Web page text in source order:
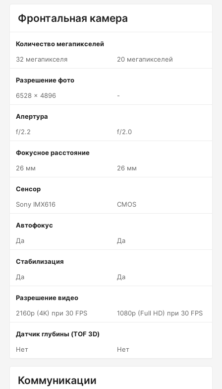
Фронтальная камера
Количество мегапикселей
32 мегапикселя
20 мегапикселей
Разрешение фото
6528 x 4896
-
Апертура
f/2.2
f/2.0
Фокусное расстояние
26 мм
26 мм
Сенсор
Sony IMX616
CMOS
Автофокус
Да
Да
Стабилизация
Да
Да
Разрешение видео
2160p (4K) при 30 FPS
1080p (Full HD) при 30 FPS
Датчик глубины (TOF 3D)
Нет
Нет
Коммуникации